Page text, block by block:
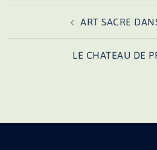
ART SACRE
LE CHATEAU DE